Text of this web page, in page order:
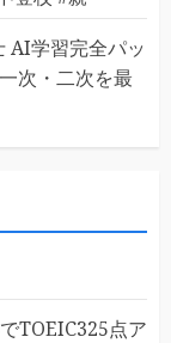
AI学習完全パッ
次・二次を最
TOEIC325点ア